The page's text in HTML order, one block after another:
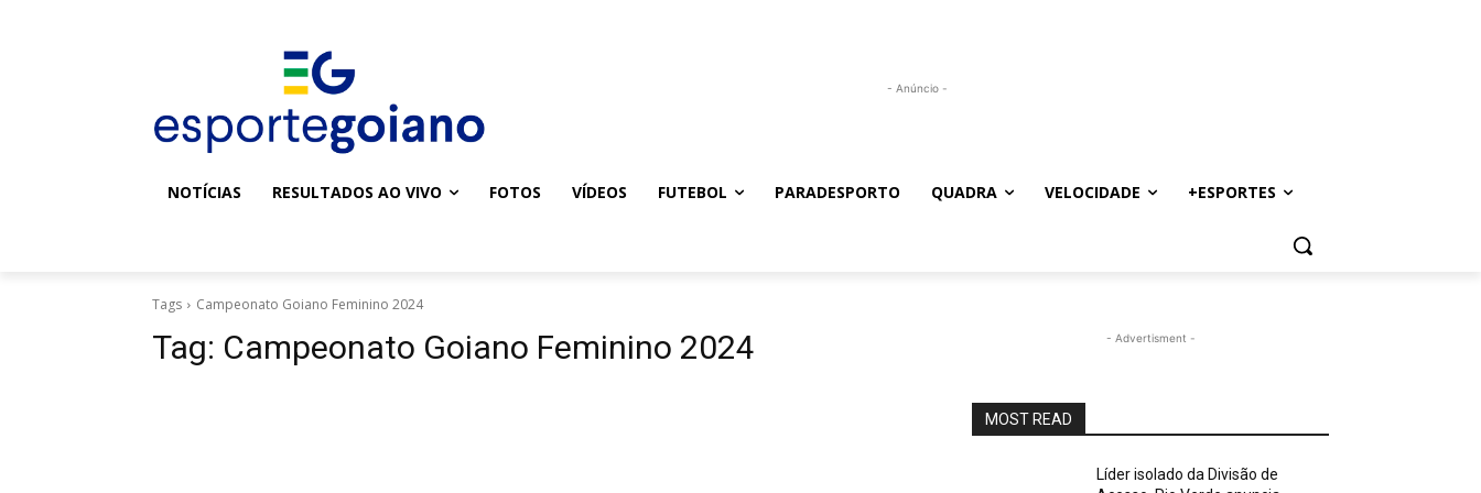
- Anúncio -
NOTÍCIAS RESULTADOS AO VIVO FOTOS VÍDEOS FUTEBOL PARADESPORTO QUADRA VELOCIDADE +ESPORTES
Tags Campeonato Goiano Feminino 2024
Tag: Campeonato Goiano Feminino 2024 - Advertisment -
MOST READ
Líder isolado da Divisão de